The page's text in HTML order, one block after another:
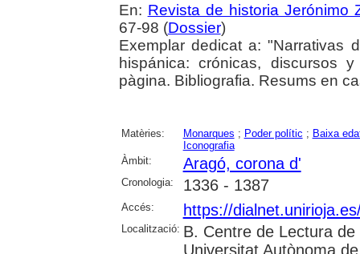
En: Revista de historia Jerónimo
67-98 (Dossier)
Exemplar dedicat a: "Narrativas
hispánica: crónicas, discursos
pàgina. Bibliografia. Resums en
Matèries: Monarques ; Poder polític ; Baixa
Iconografia
Àmbit:
Aragó, corona d'
Cronologia: 1336 - 1387
Accés: https://
Localització: B. Centre de Lectura
Universitat Autònoma